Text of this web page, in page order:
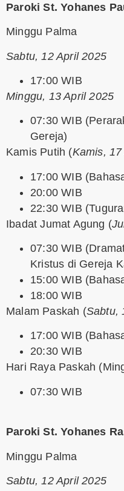
Paroki St. Yohanes
Minggu Palma
Sabtu, 12 April 2025
17:00 WIB
Minggu, 13 April 2025
07:30 WIB
Gereja)
Kamis Putih (Kamis,
17:00 WIB
20:00 WIB
22:30 WIB
Ibadat Jumat Agung (
07:30 WIB
Kristus di Gereja
15:00 WIB
18:00 WIB
Malam Paskah (Sabtu,
17:00 WIB
20:30 WIB
Hari Raya Paskah
07:30 WIB
Paroki St. Yohanes
Minggu Palma
Sabtu, 12 April 2025